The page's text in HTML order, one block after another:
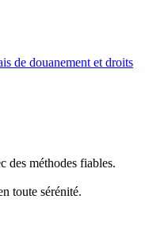
de douanement et droits
des méthodes fiables.
toute sérénité.